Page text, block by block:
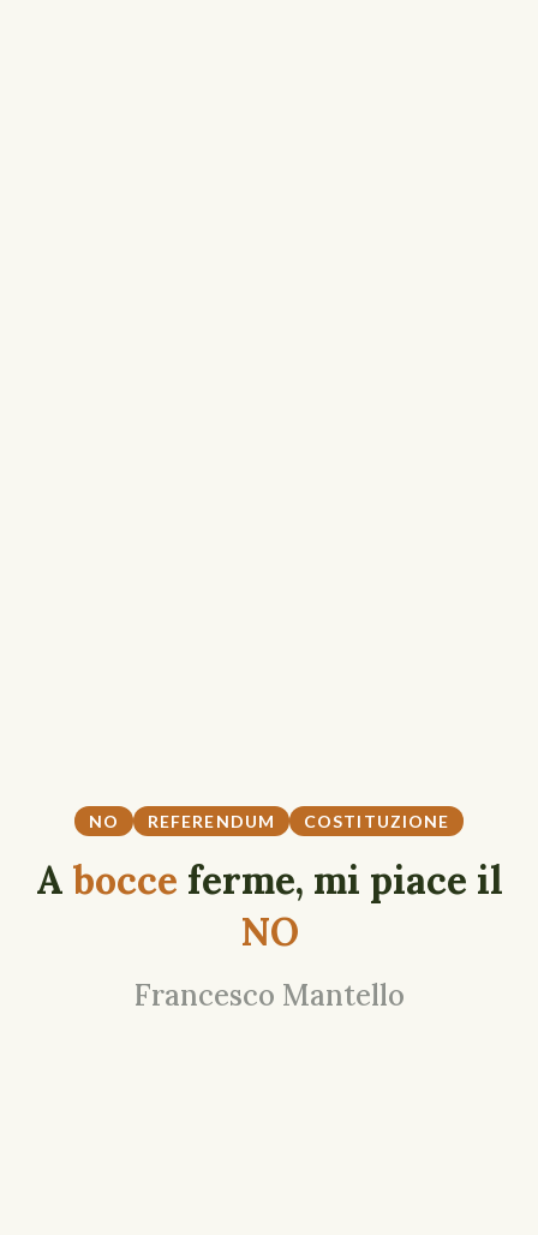
NO REFERENDUM COSTITUZIONE
A bocce ferme, mi piace il
NO
Francesco Mantello